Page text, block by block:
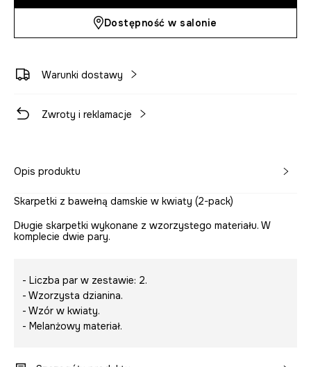
Dostępność w salonie
Warunki dostawy
Zwroty i reklamacje
Opis produktu
Skarpetki z bawełną damskie w kwiaty (2-pack)
Długie skarpetki wykonane z wzorzystego materiału. W
komplecie dwie pary.
- Liczba par w zestawie: 2.
- Wzorzysta dzianina.
- Wzór w kwiaty.
- Melanżowy materiał.